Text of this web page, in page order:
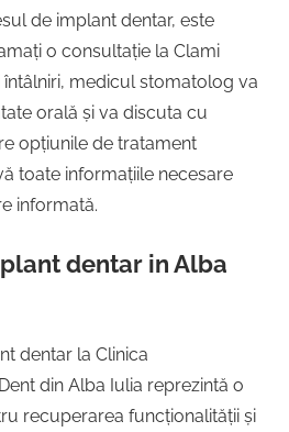
de implant dentar, este
o consultație la Clami
întâlniri, medicul stomatolog va
orală și va discuta cu
opțiunile de tratament
toate informațiile necesare
informată.
dentar in Alba
dentar la Clinica
din Alba Iulia reprezintă o
recuperarea funcționalității și